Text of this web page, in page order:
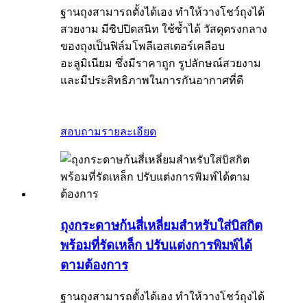
ฐานถุงสามารถตั้งได้เอง ทำให้วางโชว์ถุงได้
สวยงาม มีซิปปิดสนิท ใช้ซ้ำได้ วัสดุตรงกลาง
ของถุงเป็นฟิล์มโพลีเอสเตอร์เคลือบ
อะลูมิเนียม ซึ่งมีราคาถูก รูปลักษณ์สวยงาม
และมีประสิทธิภาพในการกันอากาศที่ดี
สอบถามรายละเอียด
ถุงกระดาษก้นสี่เหลี่ยมสำหรับใส่บิสกิต
พร้อมที่รัดเหล็ก ปรับแต่งการพิมพ์ได้
ตามต้องการ
ฐานถุงสามารถตั้งได้เอง ทำให้วางโชว์ถุงได้